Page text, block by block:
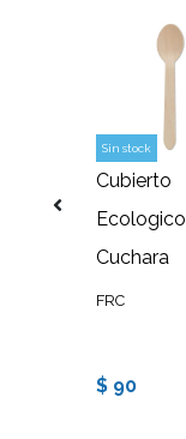
Sin stock
Cubierto
Ecologico
Cuchara
FRC
$ 90